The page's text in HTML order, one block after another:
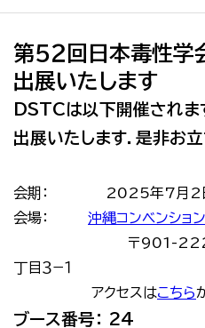
第５２回日本毒性
出展いたします
DSTCは以下開催されま
出展いたします．是非お立
会期：
2025年7月2日
会場： 沖縄コンベンショ
〒901-2224 沖縄
丁目３−１
アクセスはこちら
ブース番号： 24